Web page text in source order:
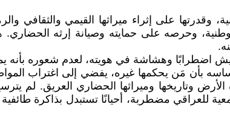
وقدرتها على إثراء ميراثها القيمي والثقافي
وحرصه على حمايته وصيانة إرثه الحضاري.
اضطرابًا وهشاشة في هويته، لعدم شعوره بأنه
بأن مَن يحكمها غيره، يفضي إلى اغتراب
وتاريخها وميراثها الحضاري العريق. لم
للعراقي مضطربة، أحيانًا تستبدل بذاكرة